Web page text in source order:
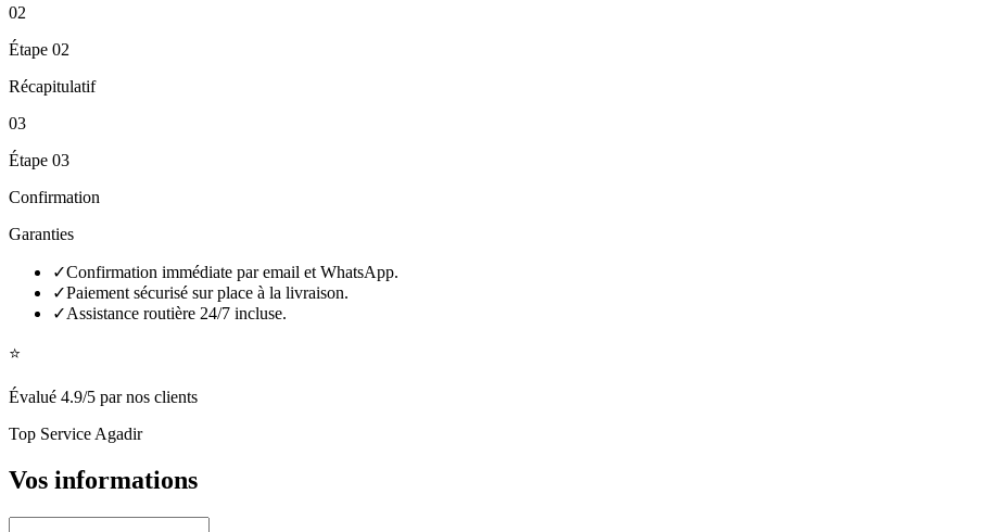
02
Étape 02
Récapitulatif
03
Étape 03
Confirmation
Garanties
✓Confirmation immédiate par email et WhatsApp.
✓Paiement sécurisé sur place à la livraison.
✓Assistance routière 24/7 incluse.
⭐
Évalué 4.9/5 par nos clients
Top Service Agadir
Vos informations